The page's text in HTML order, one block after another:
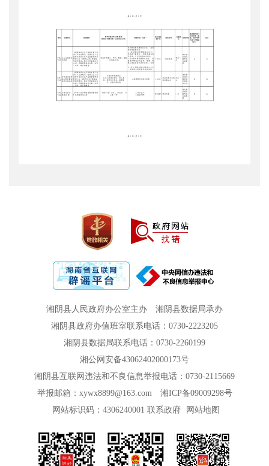
湘阴县人民政府办公室主办
湘阴县数据局承办
湘阴县政府办值班室联系电话：0730-2223205
湘阴县数据局联系电话：0730-2260199
湘公网安备43062402000173号
湘阴县互联网违法和不良信息举报电话：0730-2115669
举报邮箱：xywx8899@163.com
湘ICP备09009298号
网站标识码：4306240001 联系政府 网站地图